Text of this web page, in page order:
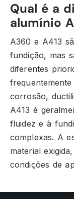
Qual é a
alumínio
A360 e A413
fundição, mas
diferentes
corrosão,
A413 é
fluidez e à
complexas. A
material
condições de